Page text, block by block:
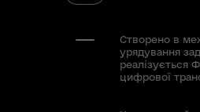
Створено в
урядування
реалізується
цифрової